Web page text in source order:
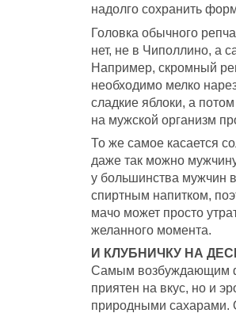
надолго сохранить
Головка обычного
нет, не в Чиполлино, а
Например, скромный
необходимо мелко
сладкие яблоки, а
на мужской организм
То же самое касается
даже так можно
у большинства мужчин
спиртным напитком,
мачо может просто
желанного момента.
И КЛУБНИЧКУ НА
Самым возбуждающим
приятен на вкус, но и
природными сахарами.